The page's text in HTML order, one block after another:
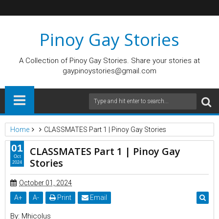
Pinoy Gay Stories
A Collection of Pinoy Gay Stories. Share your stories at
gaypinoystories@gmail.com
Home CLASSMATES Part 1 | Pinoy Gay Stories
CLASSMATES Part 1 | Pinoy Gay
Stories
October 01, 2024
A+ A- Print Email
By: Mhicolus
01
Oct
2024